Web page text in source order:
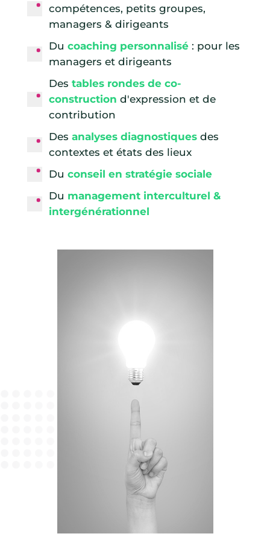
compétences, petits groupes,
managers & dirigeants
Ducoaching personnalisé: pour les
managers et dirigeants
Destables rondes de co-
construction d'expression et de
contribution
Desanalyses diagnostiques des
contextes et états des lieux
Duconseil en stratégie sociale
Du management interculturel &
intergénérationnel